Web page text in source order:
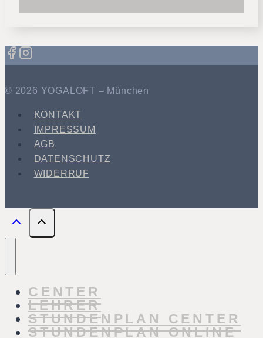
© 2026 YOGALOFT – München
KONTAKT
IMPRESSUM
AGB
DATENSCHUTZ
WIDERRUF
CENTER
LEHRER
STUNDENPLAN CENTER
STUNDENPLAN ONLINE